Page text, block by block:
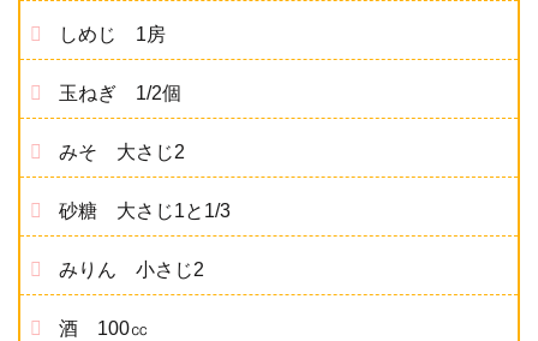
しめじ 1房
玉ねぎ 1/2個
みそ 大さじ2
砂糖 大さじ1と1/3
みりん 小さじ2
酒 100㏄